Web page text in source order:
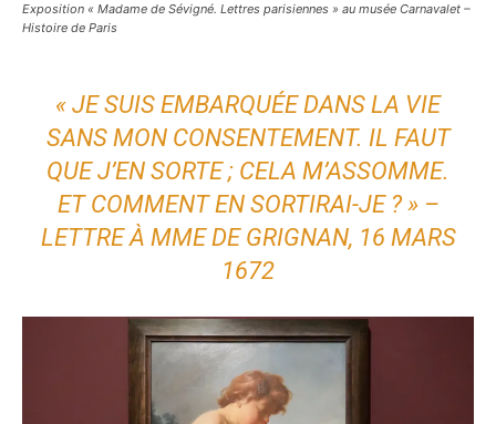
Exposition « Madame de Sévigné. Lettres parisiennes » au musée Carnavalet –
Histoire de Paris
« JE SUIS EMBARQUÉE DANS LA VIE
SANS MON CONSENTEMENT. IL FAUT
QUE J’EN SORTE ; CELA M’ASSOMME.
ET COMMENT EN SORTIRAI-JE ? » –
LETTRE À MME DE GRIGNAN, 16 MARS
1672